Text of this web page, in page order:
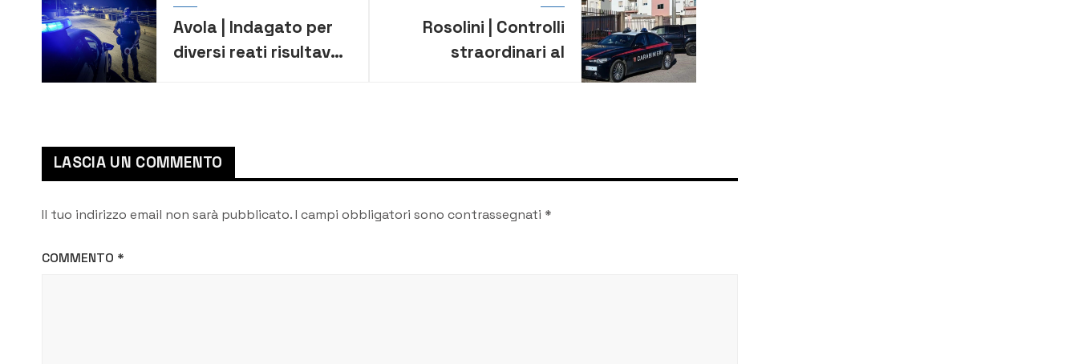
Avola | Indagato per
diversi reati risultava
Rosolini | Controlli
straordinari al
LASCIA UN COMMENTO
Il tuo indirizzo email non sarà pubblicato.I campi obbligatori sono contrassegnati *
COMMENTO *